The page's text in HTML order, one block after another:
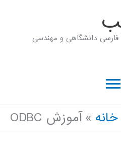
دانشگاهی و مهندسی
فهرست
اصلی
خانه آموزش ODBC